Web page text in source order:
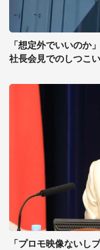
「想定外でいいのか
社長会見でのしつこ
「プロモ映像ないし